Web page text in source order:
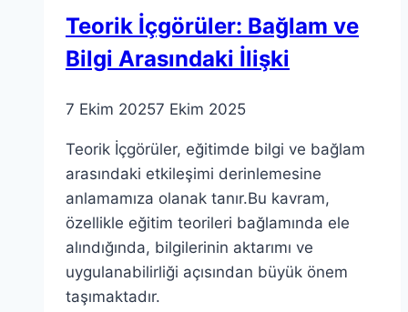
Teorik İçgörüler: Bağlam ve
Bilgi Arasındaki İlişki
7 Ekim 20257 Ekim 2025
Teorik İçgörüler, eğitimde bilgi ve bağlam
arasındaki etkileşimi derinlemesine
anlamamıza olanak tanır.Bu kavram,
özellikle eğitim teorileri bağlamında ele
alındığında, bilgilerinin aktarımı ve
uygulanabilirliği açısından büyük önem
taşımaktadır.